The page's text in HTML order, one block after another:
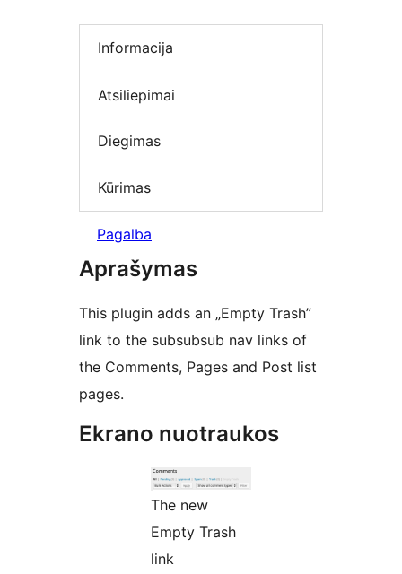
Informacija
Atsiliepimai
Diegimas
Kūrimas
Pagalba
Aprašymas
This plugin adds an „Empty Trash”
link to the subsubsub nav links of
the Comments, Pages and Post list
pages.
Ekrano nuotraukos
The new
Empty Trash
link